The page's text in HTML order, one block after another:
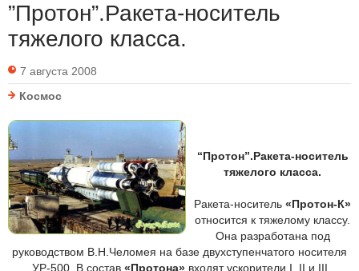
”Протон”.Ракета-носитель
тяжелого класса.
7 августа 2008
Космос
“Протон”.Ракета-носитель
тяжелого класса.
Ракета-носитель «Протон-К»
относится к тяжелому классу.
Она разработана под
руководством В.Н.Челомея на базе двухступенчатого носителя
УР-500. В состав «Протона»входят ускорители I, II и III